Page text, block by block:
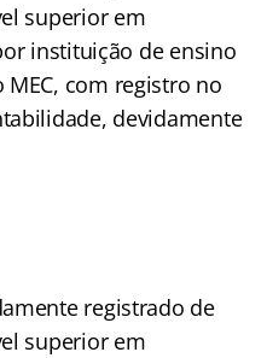
superior em
instituição de ensino
com registro no
devidamente
registrado de
superior em